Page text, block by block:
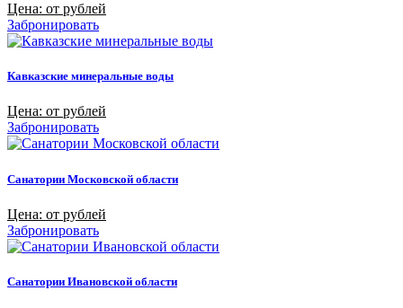
Цена: от рублей
Забронировать
Кавказские минеральные воды
Цена: от рублей
Забронировать
Санатории Московской области
Цена: от рублей
Забронировать
Санатории Ивановской области